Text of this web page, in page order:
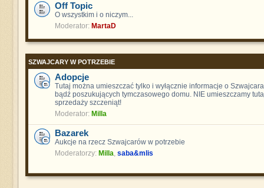
Off Topic
O wszystkim i o niczym...
Moderator: MartaD
SZWAJCARY W POTRZEBIE
Adopcje
Tutaj można umieszczać tylko i wyłącznie informacje o
bądź poszukujących tymczasowego domu. NIE umieszczamy
sprzedaży szczeniąt!
Moderator: Milla
Bazarek
Aukcje na rzecz Szwajcarów w potrzebie
Moderatorzy: Milla saba&mlis